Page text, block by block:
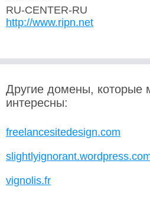
RU-CENTER-RU
http://www.ripn.net
Другие домены, которые
интересны:
freelancesitedesign.com
vignolis.fr